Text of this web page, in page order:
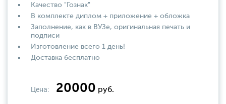
Качество "Гознак"
В комплекте диплом + приложение + обложка
Заполнение, как в ВУЗе, оригинальная печать и
подписи
Изготовление всего 1 день!
Доставка бесплатно
Цена: 20000 руб.